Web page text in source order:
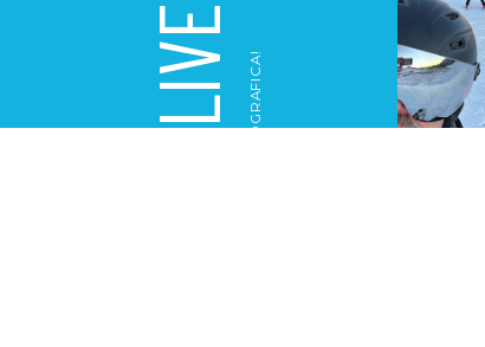
LIVE LA NOSTRA GALLERY FOTOGRAFICA!